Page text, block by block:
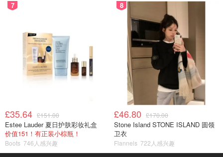
7
£35.64 £151.00
Estee Lauder 夏日护肤彩妆礼盒
价值151！有正装小棕瓶！
Boots 746人感兴趣
8
£46.80 £170.00
Stone Island STONE ISLAND 圆领
卫衣
Flannels 722人感兴趣